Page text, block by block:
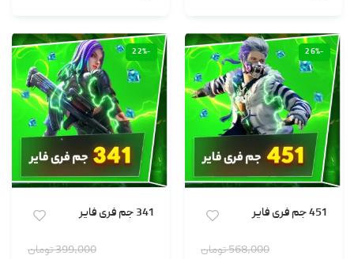
-26%
451 جم فری فایر
568,000تومان
-22%
341 جم فری فایر
399,000تومان